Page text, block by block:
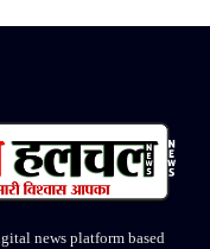
news platform based